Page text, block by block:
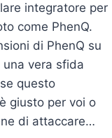
integratore per
come PhenQ.
di PhenQ su
vera sfida
questo
giusto per voi o
di attaccare…